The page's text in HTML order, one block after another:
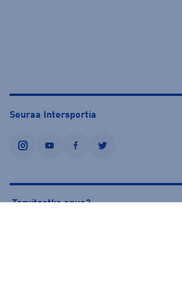
Seuraa Intersportia
instagramyoutubefacebooktwitter
Tarvitsetko apua?